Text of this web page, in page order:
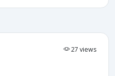
27 views